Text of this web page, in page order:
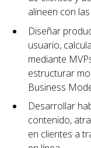
alineen con
Diseñar
usuario,
mediante
estructurar
Business
Desarrollar
contenido,
en clientes a